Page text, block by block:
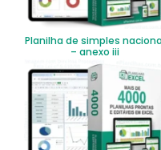
Planilha de simples
– anexo iii